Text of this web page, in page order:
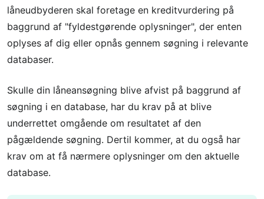
låneudbyderen skal foretage en kreditvurdering på
baggrund af "fyldestgørende oplysninger", der enten
oplyses af dig eller opnås gennem søgning i relevante
databaser.
Skulle din låneansøgning blive afvist på baggrund af
søgning i en database, har du krav på at blive
underrettet omgående om resultatet af den
pågældende søgning. Dertil kommer, at du også har
krav om at få nærmere oplysninger om den aktuelle
database.